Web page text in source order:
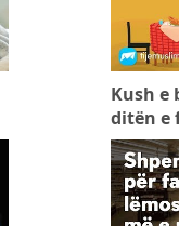
Kush e
ditën e